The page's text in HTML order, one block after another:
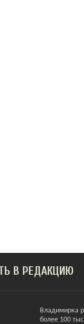
В РЕДАКЦИЮ
Владимирка
более 100